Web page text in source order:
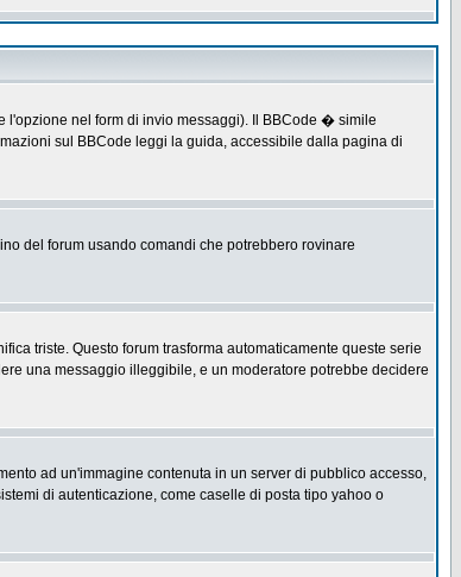
l'opzione nel form di invio messaggi). Il BBCode � simile
sul BBCode leggi la guida, accessibile dalla pagina di
del forum usando comandi che potrebbero rovinare
triste. Questo forum trasforma automaticamente queste serie
una messaggio illeggibile, e un moderatore potrebbe decidere
ad un'immagine contenuta in un server di pubblico accesso,
di autenticazione, come caselle di posta tipo yahoo o